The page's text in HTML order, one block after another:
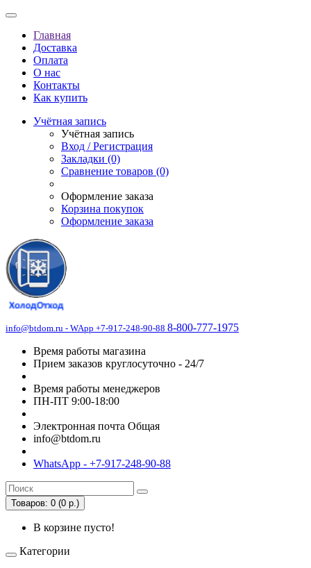
Главная
Доставка
Оплата
О нас
Контакты
Как купить
Учётная запись
Учётная запись
Вход / Регистрация
Закладки (0)
Сравнение товаров (0)
Оформление заказа
Корзина покупок
Оформление заказа
info@btdom.ru - WApp +7-917-248-90-88 8-800-777-1975
Время работы магазина
Прием заказов круглосуточно - 24/7
Время работы менеджеров
ПН-ПТ 9:00-18:00
Электронная почта Общая
info@btdom.ru
WhatsApp - +7-917-248-90-88
Товаров: 0 (0 р.)
В корзине пусто!
Категории